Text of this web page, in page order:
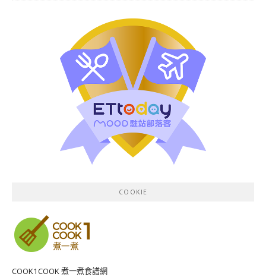
COOKIE
COOK1COOK 煮一煮食譜網